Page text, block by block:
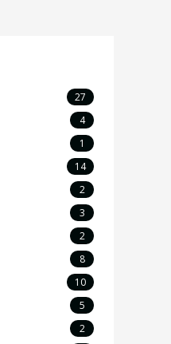
27
4
1
14
2
3
2
8
10
5
2